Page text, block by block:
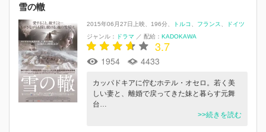
雪の轍
2015年06月27日上映 196分 トルコ フランス
ドイツ
ジャンル：
ドラマ ／ 配給： KADOKAWA
3.7
1954 4433
カッパドキアに佇むホテル・オセロ。若く美
しい妻と、離婚で戻ってきた妹と暮らす元舞
台…
>>続きを読む